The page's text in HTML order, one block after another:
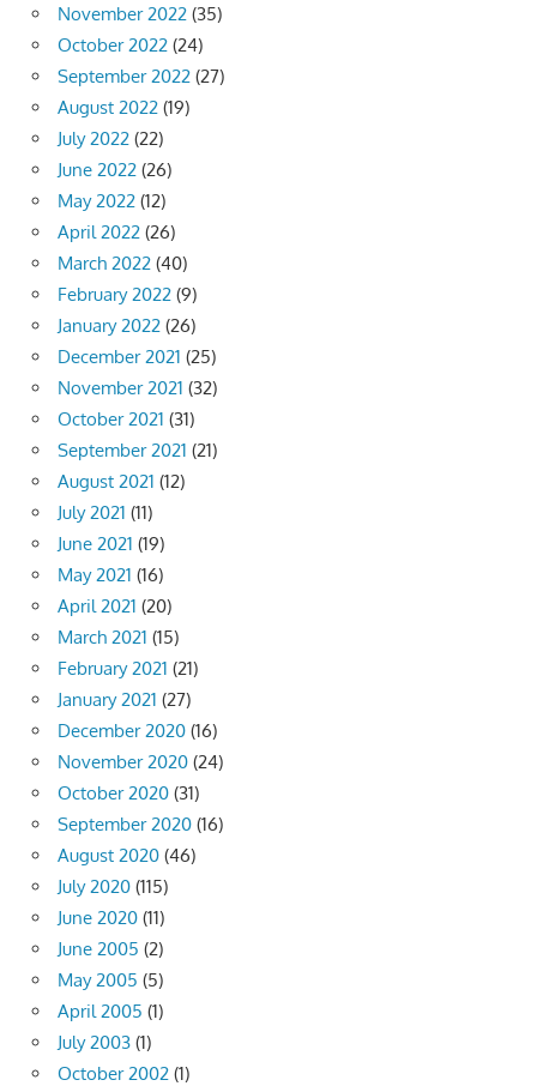
November 2022 (35)
October 2022 (24)
September 2022 (27)
August 2022 (19)
July 2022 (22)
June 2022 (26)
May 2022 (12)
April 2022 (26)
March 2022 (40)
February 2022 (9)
January 2022 (26)
December 2021 (25)
November 2021 (32)
October 2021 (31)
September 2021 (21)
August 2021 (12)
July 2021 (11)
June 2021 (19)
May 2021 (16)
April 2021 (20)
March 2021 (15)
February 2021 (21)
January 2021 (27)
December 2020 (16)
November 2020 (24)
October 2020 (31)
September 2020 (16)
August 2020 (46)
July 2020 (115)
June 2020 (11)
June 2005 (2)
May 2005 (5)
April 2005 (1)
July 2003 (1)
October 2002 (1)